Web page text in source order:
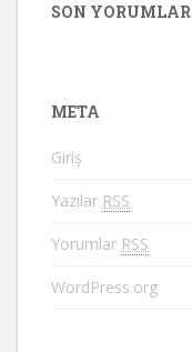
SON YORUMLAR
META
Giriş
Yazılar RSS
Yorumlar RSS
WordPress.org